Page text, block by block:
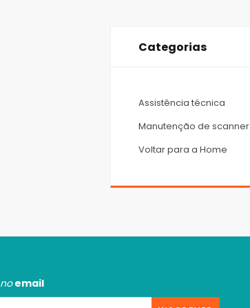
Categorias
Assistência técnica
Manutenção de scanner
Voltar para a Home
noemail